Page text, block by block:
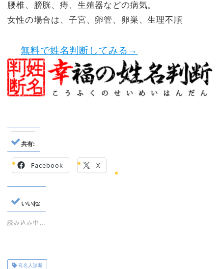
腰椎、膀胱、痔、生殖器などの病気。
女性の場合は、子宮、卵管、卵巣、生理不順
無料で姓名判断してみる→
共有:
Facebook X
いいね:
読み込み中…
有名人診断